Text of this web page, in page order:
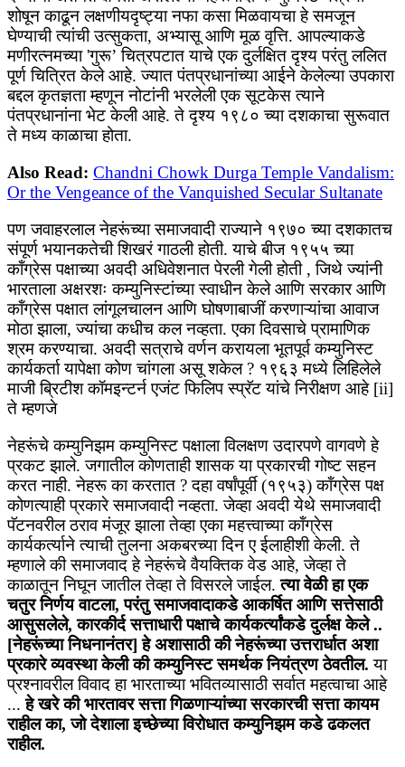
शोषून काढून लक्षणीयदृष्ट्या नफा कसा मिळवायचा हे समजून
घेण्याची त्यांची उत्सुकता, अभ्यासू आणि मूळ वृत्ति. आपल्याकडे
मणीरत्नमच्या 'गुरू’ चित्रपटात याचे एक दुर्लक्षित दृश्य परंतु ललित
पूर्ण चित्रित केले आहे. ज्यात पंतप्रधानांच्या आईने केलेल्या उपकारा
बद्दल कृतज्ञता म्हणून नोटांनी भरलेली एक सूटकेस त्याने
पंतप्रधानांना भेट केली आहे. ते दृश्य १९८० च्या दशकाचा सुरूवात
ते मध्य काळाचा होता.
Also Read: Chandni Chowk Durga Temple Vandalism:
Or the Vengeance of the Vanquished Secular Sultanate
पण जवाहरलाल नेहरूंच्या समाजवादी राज्याने १९७० च्या दशकातच
संपूर्ण भयानकतेची शिखरं गाठली होती. याचे बीज १९५५ च्या
कॉंग्रेस पक्षाच्या अवदी अधिवेशनात पेरली गेली होती , जिथे ज्यांनी
भारताला अक्षरशः कम्युनिस्टांच्या स्वाधीन केले आणि सरकार आणि
कॉंग्रेस पक्षात लांगूलचालन आणि घोषणाबाजीं करणाऱ्यांचा आवाज
मोठा झाला, ज्यांचा कधीच कल नव्हता. एका दिवसाचे प्रामाणिक
श्रम करण्याचा. अवदी सत्राचे वर्णन करायला भूतपूर्व कम्युनिस्ट
कार्यकर्ता यापेक्षा कोण चांगला असू शकेल ? १९६३ मध्ये लिहिलेले
माजी ब्रिटीश कॉमइन्टर्न एजंट फिलिप स्प्रॅट यांचे निरीक्षण आहे [ii]
ते म्हणजे
नेहरूंचे कम्युनिझम कम्युनिस्ट पक्षाला विलक्षण उदारपणे वागवणे हे
प्रकट झाले. जगातील कोणताही शासक या प्रकारची गोष्ट सहन
करत नाही. नेहरू का करतात ? दहा वर्षांपूर्वी (१९५३) कॉंग्रेस पक्ष
कोणत्याही प्रकारे समाजवादी नव्हता. जेव्हा अवदी येथे समाजवादी
पॅटनवरील ठराव मंजूर झाला तेव्हा एका महत्त्वाच्या कॉंग्रेस
कार्यकर्त्याने त्याची तुलना अकबरच्या दिन ए ईलाहीशी केली. ते
म्हणाले की समाजवाद हे नेहरूंचे वैयक्तिक वेड आहे, जेव्हा ते
काळातून निघून जातील तेव्हा ते विसरले जाईल.त्या वेळी हा एक
चतुर निर्णय वाटला, परंतु समाजवादाकडे आकर्षित आणि सत्तेसाठी
आसुसलेले, कारकीर्द सत्ताधारी पक्षाचे कार्यकर्त्यांकडे दुर्लक्ष केले ..
[नेहरूंच्या निधनानंतर] हे अशासाठी की नेहरूंच्या उत्तरार्धात अशा
प्रकारे व्यवस्था केली की कम्युनिस्ट समर्थक नियंत्रण ठेवतील. या
प्रश्नावरील विवाद हा भारताच्या भवितव्यासाठी सर्वात महत्वाचा आहे
...हे खरे की भारतावर सत्ता गिळणाऱ्यांच्या सरकारची सत्ता कायम
राहील का, जो देशाला इच्छेच्या विरोधात कम्युनिझम कडे ढकलत
राहील.